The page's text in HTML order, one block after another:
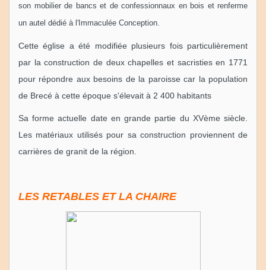
son mobilier de bancs et de confessionnaux en bois et renferme
un autel dédié à l'Immaculée Conception.
Cette église a été modifiée plusieurs fois particulièrement
par la construction de deux chapelles et sacristies en 1771
pour répondre aux besoins de la paroisse car la population
de Brecé à cette époque s'élevait à 2 400 habitants
Sa forme actuelle date en grande partie du XVème siècle.
Les matériaux utilisés pour sa construction proviennent de
carrières de granit de la région.
LES RETABLES ET LA CHAIRE